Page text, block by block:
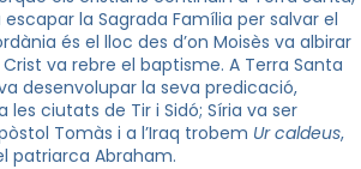
la Sagrada Família per salvar el
és el lloc des d’on Moisès va albirar
va rebre el baptisme. A Terra Santa
desenvolupar la seva predicació,
les ciutats de Tir i Sidó; Síria va ser
Tomàs i a l’Iraq trobem Ur caldeus,
patriarca Abraham.